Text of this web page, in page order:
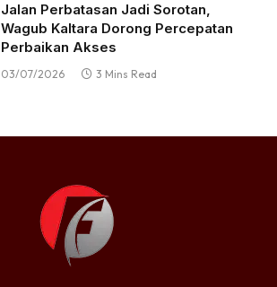
Jalan Perbatasan Jadi Sorotan,
Wagub Kaltara Dorong Percepatan
Perbaikan Akses
03/07/2026 3 Mins Read